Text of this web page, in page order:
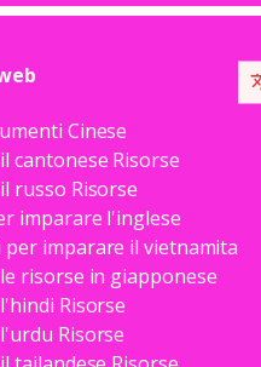
Cinese
cantonese Risorse
russo Risorse
imparare l'inglese
imparare il vietnamita
risorse in giapponese
Risorse
Risorse